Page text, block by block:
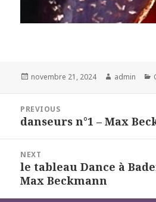
Posted
novembre 21, 2024 Author
admin
l’article
PREVIOUS
Previous
danseurs n°1 – Max
NEXT
Next
post:
le tableau Dance à
Max Beckmann